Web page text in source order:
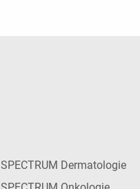
SPECTRUM Dermatologie